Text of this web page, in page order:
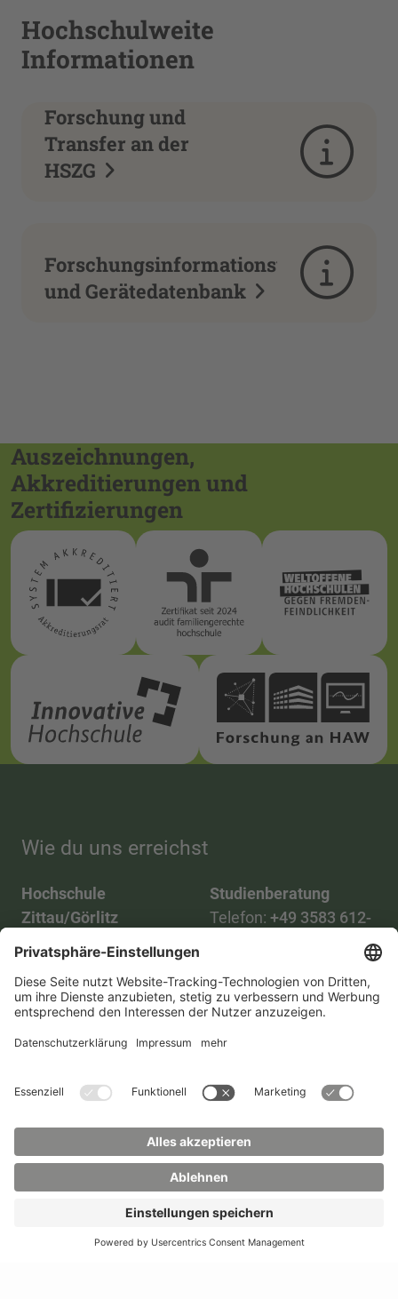
Hochschulweite
Informationen
Forschung und
Transfer an der
HSZG
Forschungsinformationsystem
und Gerätedatenbank
Auszeichnungen,
Akkreditierungen und
Zertifizierungen
Wie du uns erreichst
Hochschule
Zittau/Görlitz
Telefon:+49 3583 612-
Mail:info(at)hszg.de
Studienberatung
Telefon: +49 3583 612-
2086748
Mail:
stud.info(at)hszg.de
Alle Studiengänge
Datenschutz
TransparenzgesetzKontaktLageplan
ImpressumBarrierefreiheitPresse